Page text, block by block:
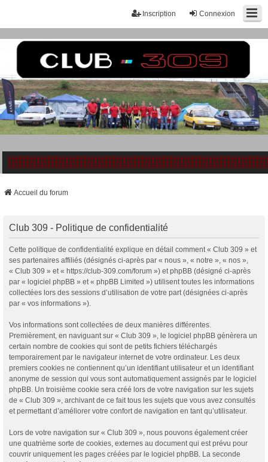
Connexion
Inscription
Accueil du forum
Club 309 - Politique de confidentialité
Cette politique de confidentialité explique en détail comment « Club 309 » et
ses partenaires affiliés (désignés ci-après par « nous », « notre », « nos »,
« Club 309 » et « https://club-309.com/forum ») et phpBB (désigné ci-après
par « logiciel phpBB » et « phpBB Limited ») utilisent toutes les informations
collectées lors des sessions d’utilisation de votre part (désignées ci-après
par « vos informations »).
Vos informations sont collectées de deux manières différentes.
Premièrement, en naviguant sur « Club 309 », le logiciel phpBB génèrera un
certain nombre de cookies qui sont de petits fichiers téléchargés
temporairement par le navigateur internet de votre ordinateur. Les deux
premiers cookies ne contiennent qu’un identifiant utilisateur et un identifiant
anonyme de session qui vous sont automatiquement assignés par le logiciel
phpBB. Un troisième cookie sera créé lors de votre navigation sur les sujets
de « Club 309 », archivant de ce fait tous les sujets que vous avez consultés
et permettant d’améliorer votre confort de navigation en tant qu’utilisateur.
Lors de votre navigation sur « Club 309 », nous pouvons également créer
une quatrième sorte de cookies, externes au document qui est prévu pour
couvrir uniquement les pages créées par le logiciel phpBB. La seconde